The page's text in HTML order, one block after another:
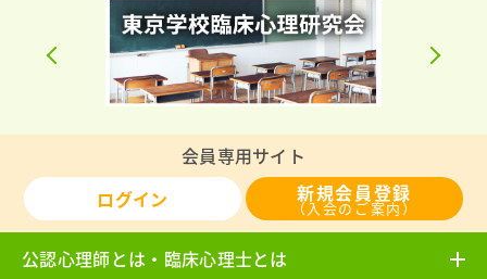
会員専用サイト
ログイン
新規会員登録
（入会のご案内）
公認心理師とは・臨床心理士とは